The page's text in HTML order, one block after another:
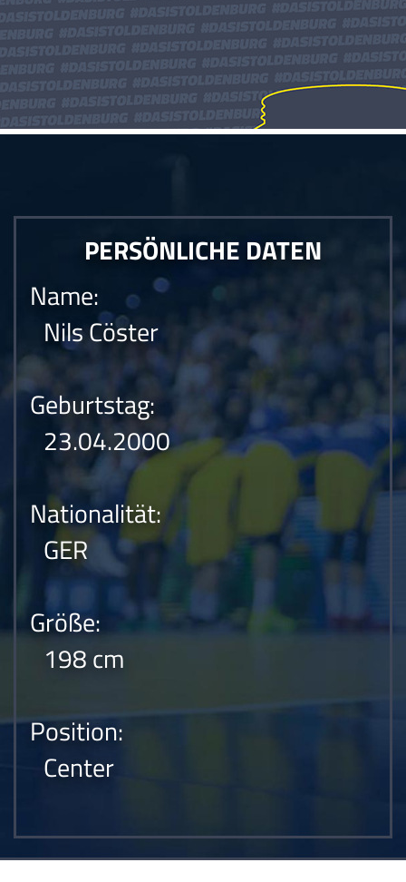
PERSÖNLICHE DATEN
Name:
Nils Cöster
Geburtstag:
23.04.2000
Nationalität:
GER
Größe:
198 cm
Position:
Center